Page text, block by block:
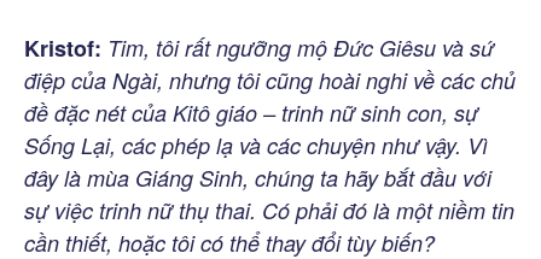
Kristof: Tim, tôi rất ngưỡng mộ Đức Giêsu và sứ
điệp của Ngài, nhưng tôi cũng hoài nghi về các chủ
đề đặc nét của Kitô giáo – trinh nữ sinh con, sự
Sống Lại, các phép lạ và các chuyện như vậy. Vì
đây là mùa Giáng Sinh, chúng ta hãy bắt đầu với
sự việc trinh nữ thụ thai. Có phải đó là một niềm tin
cần thiết, hoặc tôi có thể thay đổi tùy biến?